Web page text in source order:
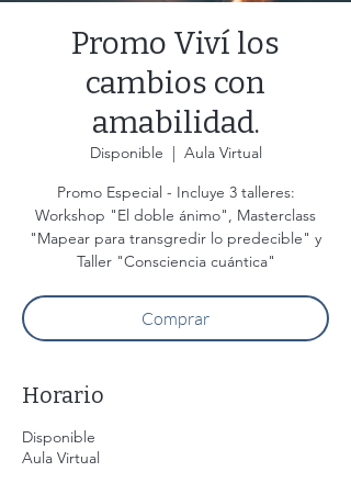
Promo Viví los
cambios con
amabilidad.
Disponible
  |
Aula Virtual
Promo Especial - Incluye 3 talleres:
Workshop "El doble ánimo", Masterclass
"Mapear para transgredir lo predecible" y
Taller "Consciencia cuántica"
Comprar
Horario
Disponible
Aula Virtual